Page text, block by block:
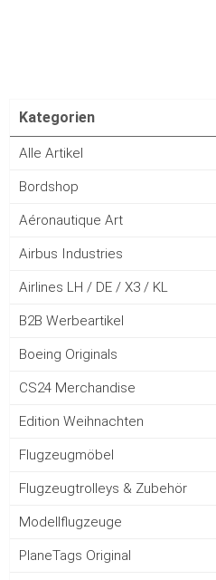
Kategorien
Alle Artikel
Bordshop
Aéronautique Art
Airbus Industries
Airlines LH / DE / X3 / KL
B2B Werbeartikel
Boeing Originals
CS24 Merchandise
Edition Weihnachten
Flugzeugmöbel
Flugzeugtrolleys & Zubehör
Modellflugzeuge
PlaneTags Original